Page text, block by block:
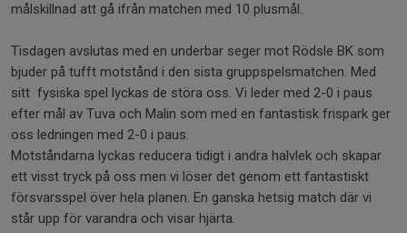
målskillnad att gå ifrån matchen med 10 plusmål.
Tisdagen avslutas med en underbar seger mot Rödsle BK som
bjuder på tufft motstånd i den sista gruppspelsmatchen. Med
sitt fysiska spel lyckas de störa oss. Vi leder med 2-0 i paus
efter mål av Tuva och Malin som med en fantastisk frispark ger
oss ledningen med 2-0 i paus.
Motståndarna lyckas reducera tidigt i andra halvlek och skapar
ett visst tryck på oss men vi löser det genom ett fantastiskt
försvarsspel över hela planen. En ganska hetsig match där vi
står upp för varandra och visar hjärta.